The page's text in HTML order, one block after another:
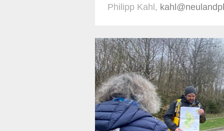
Philipp Kahl,